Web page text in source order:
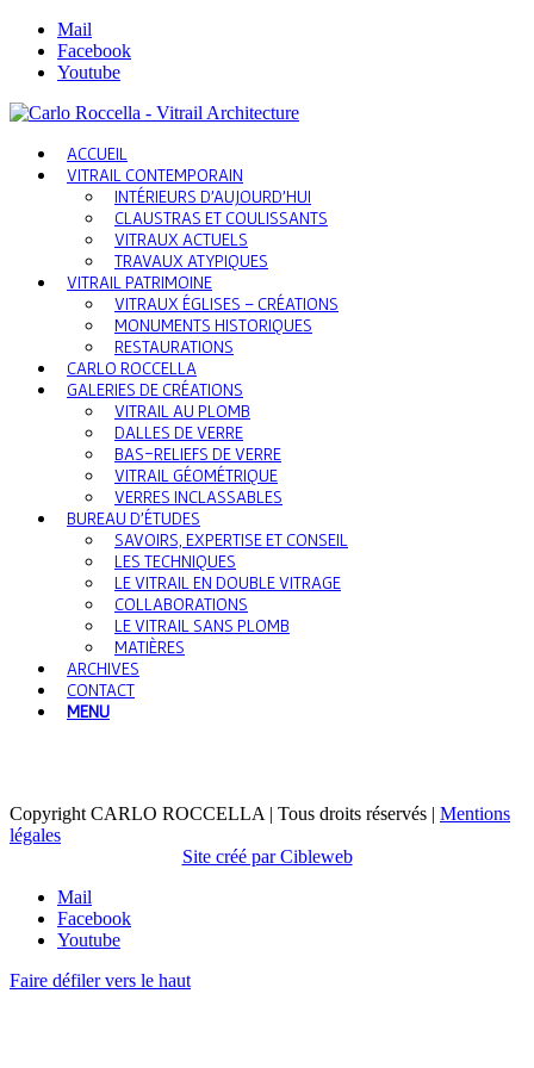
Mail
Facebook
Youtube
ACCUEIL
VITRAIL CONTEMPORAIN
INTÉRIEURS D’AUJOURD’HUI
CLAUSTRAS ET COULISSANTS
VITRAUX ACTUELS
TRAVAUX ATYPIQUES
VITRAIL PATRIMOINE
VITRAUX ÉGLISES – CRÉATIONS
MONUMENTS HISTORIQUES
RESTAURATIONS
CARLO ROCCELLA
GALERIES DE CRÉATIONS
VITRAIL AU PLOMB
DALLES DE VERRE
BAS-RELIEFS DE VERRE
VITRAIL GÉOMÉTRIQUE
VERRES INCLASSABLES
BUREAU D’ÉTUDES
SAVOIRS, EXPERTISE ET CONSEIL
LES TECHNIQUES
LE VITRAIL EN DOUBLE VITRAGE
COLLABORATIONS
LE VITRAIL SANS PLOMB
MATIÈRES
ARCHIVES
CONTACT
MENU
Copyright CARLO ROCCELLA | Tous droits réservés | Mentions
légales
Site créé par Cibleweb
Mail
Facebook
Youtube
Faire défiler vers le haut